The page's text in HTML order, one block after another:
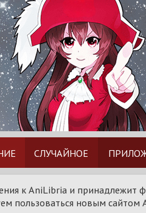
СЛУЧАЙНОЕ
к AniLibria и принадлежит
пользоваться новым сайтом